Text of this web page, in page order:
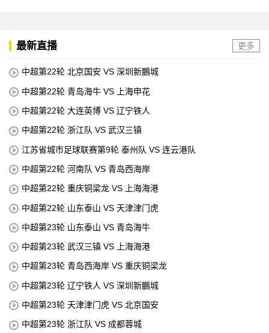
最新直播 更多
中超第22轮 北京国安 VS 深圳新鵬城
中超第22轮 青岛海牛 VS 上海申花
中超第22轮 大连英博 VS 辽宁铁人
中超第22轮 浙江队 VS 武汉三镇
江苏省城市足球联赛第9轮 泰州队 VS 连云港队
中超第22轮 河南队 VS 青岛西海岸
中超第22轮 重庆铜梁龙 VS 上海海港
中超第22轮 山东泰山 VS 天津津门虎
中超第23轮 山东泰山 VS 青岛海牛
中超第23轮 武汉三镇 VS 上海海港
中超第23轮 青岛西海岸 VS 重庆铜梁龙
中超第23轮 辽宁铁人 VS 深圳新鵬城
中超第23轮 天津津门虎 VS 北京国安
中超第23轮 浙江队 VS 成都蓉城